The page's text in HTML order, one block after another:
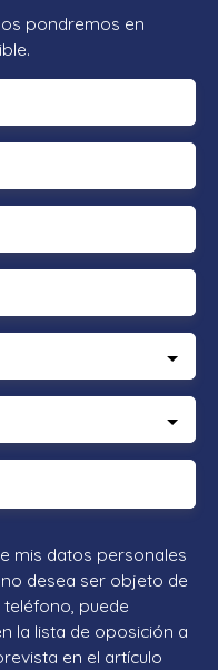
pondremos en
mis datos personales
no desea ser objeto de
puede
la lista de oposición a
en el artículo